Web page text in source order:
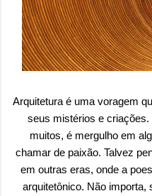
sensação isolada. Se
Arquitetura é uma voragem
seus mistérios e
muitos, é mergulho em
chamar de paixão. Talvez
em outras eras, onde a
arquitetônico. Não